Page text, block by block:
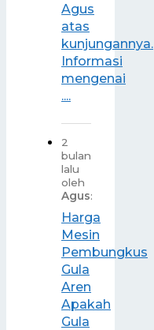
Agus
atas
kunjungannya.
Informasi
mengenai
....
2
bulan
lalu
oleh
Agus:
Harga
Mesin
Pembungkus
Gula
Aren
Apakah
Gula